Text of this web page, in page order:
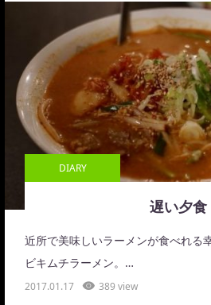
DIARY
遅い夕食
近所で美味しいラーメンが食べれ
ビキムチラーメン。…
2017.01.17 389 view